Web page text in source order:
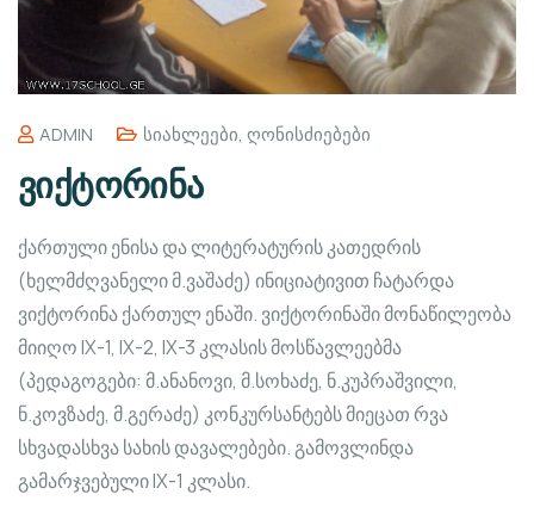
ADMIN Სიახლეები, Ღონისძიებები
ვიქტორინა
ქართული ენისა და ლიტერატურის კათედრის
(ხელმძღვანელი მ.ვაშაძე) ინიციატივით ჩატარდა
ვიქტორინა ქართულ ენაში. ვიქტორინაში მონაწილეობა
მიიღო IX-1, IX-2, IX-3 კლასის მოსწავლეებმა
(პედაგოგები: მ.ანანოვი, მ.სოხაძე, ნ.კუპრაშვილი,
ნ.კოვზაძე, მ.გერაძე) კონკურსანტებს მიეცათ რვა
სხვადასხვა სახის დავალებები. გამოვლინდა
გამარჯვებული IX-1 კლასი.